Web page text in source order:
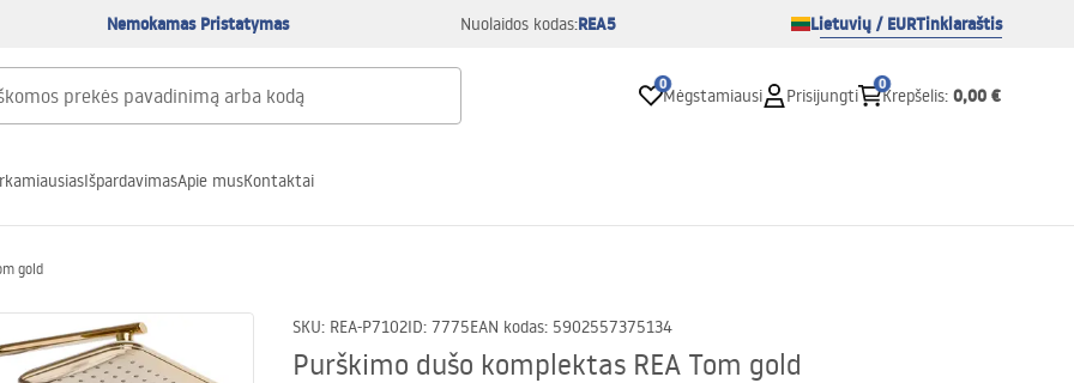
Nemokamas Pristatymas Nuolaidos kodas:REA5 Lietuvių / EURTinklaraštis
0
Mėgstamiausi Prisijungti
0
Krepšelis: 0,00 €
IšpardavimasApie musKontaktai
gold
SKU: REA-P7102ID: 7775EAN kodas: 5902557375134
Purškimo dušo komplektas REA Tom gold